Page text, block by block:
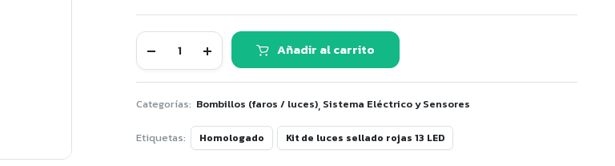
LED
Redonda
Roja
2.5"
Voltios
Añadir al carrito
Categorías: Bombillos (faros / luces), Sistema Eléctrico y Sensores
Etiquetas: Homologado Kit de luces sellado rojas 13 LED